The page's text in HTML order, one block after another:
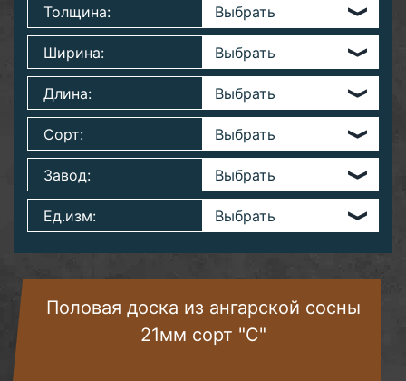
Толщина:
Ширина:
Длина:
Сорт:
Завод:
Ед.изм:
Половая доска из ангарской сосны
21мм сорт "С"